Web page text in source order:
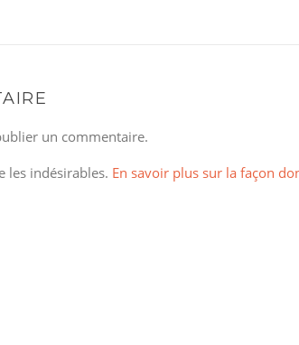
un commentaire.
les indésirables. En savoir plus sur la façon